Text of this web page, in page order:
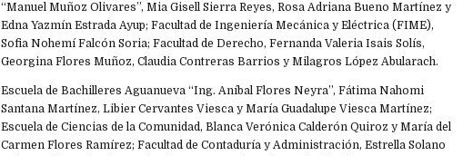
“Manuel Muñoz Olivares”, Mia Gisell Sierra Reyes, Rosa Adriana Bueno Martínez y
Edna Yazmín Estrada Ayup; Facultad de Ingeniería Mecánica y Eléctrica (FIME),
Sofia Nohemí Falcón Soria; Facultad de Derecho, Fernanda Valeria Isais Solís,
Georgina Flores Muñoz, Claudia Contreras Barrios y Milagros López Abularach.
Escuela de Bachilleres Aguanueva “Ing. Aníbal Flores Neyra”, Fátima Nahomi
Santana Martínez, Libier Cervantes Viesca y María Guadalupe Viesca Martínez;
Escuela de Ciencias de la Comunidad, Blanca Verónica Calderón Quiroz y María del
Carmen Flores Ramírez; Facultad de Contaduría y Administración, Estrella Solano